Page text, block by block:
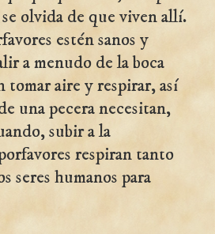
olvida de que viven allí.
estén sanos y
a menudo de la boca
tomar aire y respirar, así
una pecera necesitan,
subir a la
respiran tanto
seres humanos para